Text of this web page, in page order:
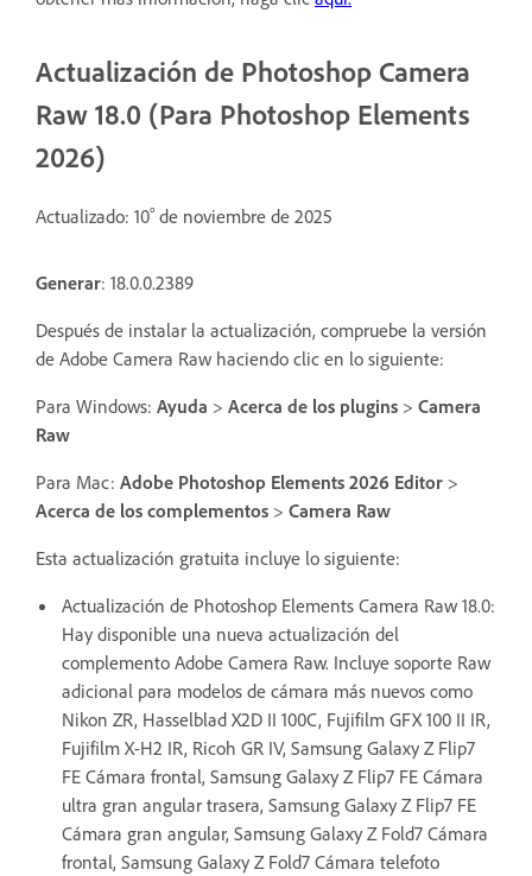
Actualización de Photoshop Camera
Raw 18.0 (Para Photoshop Elements
2026)
Actualizado: 10º de noviembre de 2025
Generar: 18.0.0.2389
Después de instalar la actualización, compruebe la versión
de Adobe Camera Raw haciendo clic en lo siguiente:
Para Windows: Ayuda > Acerca de los plugins > Camera
Raw
Para Mac: Adobe Photoshop Elements 2026 Editor >
Acerca de los complementos > Camera Raw
Esta actualización gratuita incluye lo siguiente:
Actualización de Photoshop Elements Camera Raw 18.0:
Hay disponible una nueva actualización del
complemento Adobe Camera Raw. Incluye soporte Raw
adicional para modelos de cámara más nuevos como
Nikon ZR, Hasselblad X2D II 100C, Fujifilm GFX 100 II IR,
Fujifilm X-H2 IR, Ricoh GR IV, Samsung Galaxy Z Flip7
FE Cámara frontal, Samsung Galaxy Z Flip7 FE Cámara
ultra gran angular trasera, Samsung Galaxy Z Flip7 FE
Cámara gran angular, Samsung Galaxy Z Fold7 Cámara
frontal, Samsung Galaxy Z Fold7 Cámara telefoto